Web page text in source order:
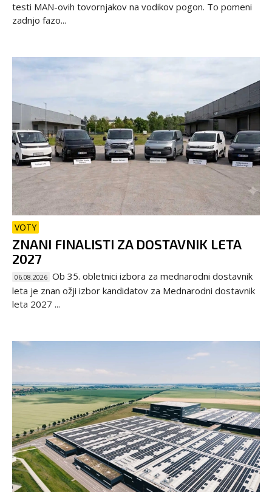
testi MAN-ovih tovornjakov na vodikov pogon. To pomeni
zadnjo fazo...
VOTY
ZNANI FINALISTI ZA DOSTAVNIK LETA
2027
06.08.2026 Ob 35. obletnici izbora za mednarodni dostavnik
leta je znan ožji izbor kandidatov za Mednarodni dostavnik
leta 2027 ...